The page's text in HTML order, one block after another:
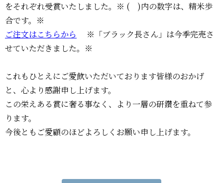
をそれぞれ受賞いたしました。※ ( )内の数字は、精米歩
合です。※
ご注文はこちらから
※「ブラック長さん」は今季完売さ
せていただきました。※
これもひとえにご愛飲いただいております皆様のおかげ
と、心より感謝申し上げます。
この栄えある賞に奢る事なく、より一層の研鑽を重ねて参
ります。
今後ともご愛顧のほどよろしくお願い申し上げます。